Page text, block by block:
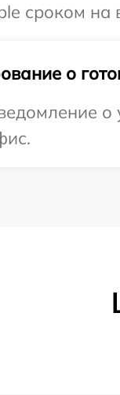
сроком на
о
о